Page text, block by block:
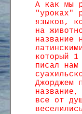
А как мы
"уроках"
языков,
на
название
который
писал нам
Джорджем
все от